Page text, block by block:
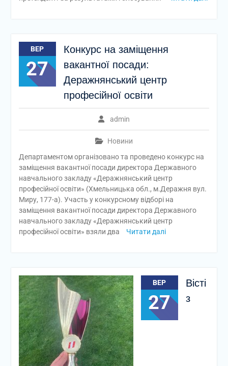
ВЕР
27
Конкурс на заміщення
вакантної посади:
Деражнянський центр
професійної освіти
admin
Новини
Департаментом організовано та проведено конкурс на
заміщення вакантної посади директора Державного
навчального закладу «Деражнянський центр
професійної освіти» (Хмельницька обл., м.Деражня вул.
Миру, 177-а). Участь у конкурсному відборі на
заміщення вакантної посади директора Державного
навчального закладу «Деражнянський центр
професійної освіти» взяли два
Читати далі
ВЕР
27
Вісті
з